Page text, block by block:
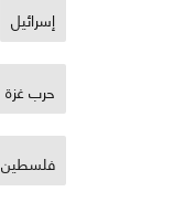
إسرائيل
حرب غزة
فلسطين